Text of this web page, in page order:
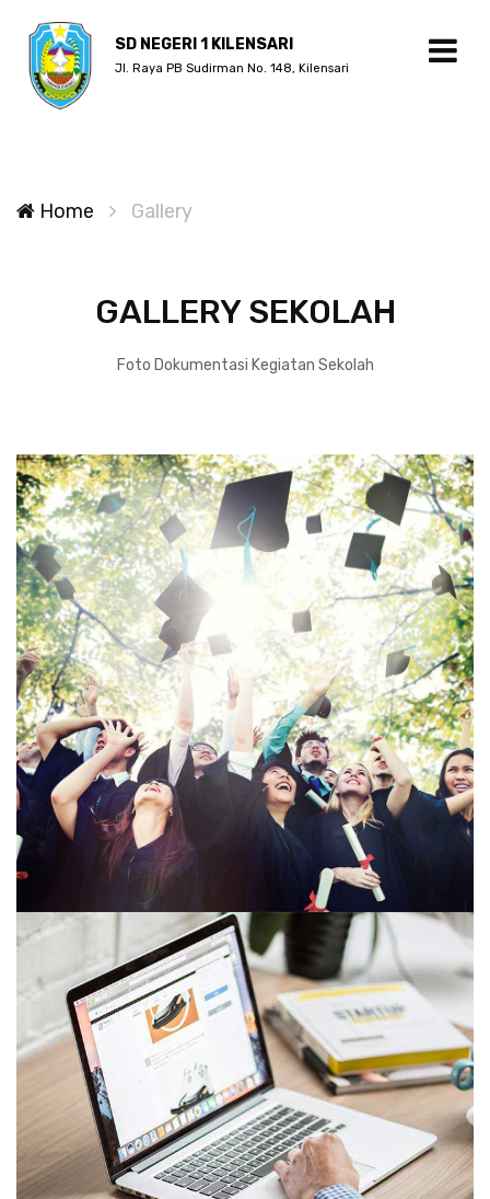
SD NEGERI 1 KILENSARI
Jl. Raya PB Sudirman No. 148, Kilensari
Home Gallery
GALLERY SEKOLAH
Foto Dokumentasi Kegiatan Sekolah